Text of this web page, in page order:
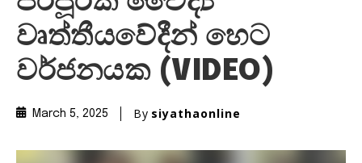
වෘත්තීයවේදීන් හෙට
වර්ජනයක (VIDEO)
March 5, 2025 By siyathaonline